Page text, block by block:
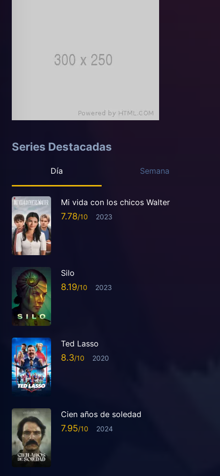
Series Destacadas
Día Semana
Mi vida con los chicos Walter
7.78 2023
Silo
8.19 2023
Ted Lasso
8.3 2020
Cien años de soledad
7.95 2024